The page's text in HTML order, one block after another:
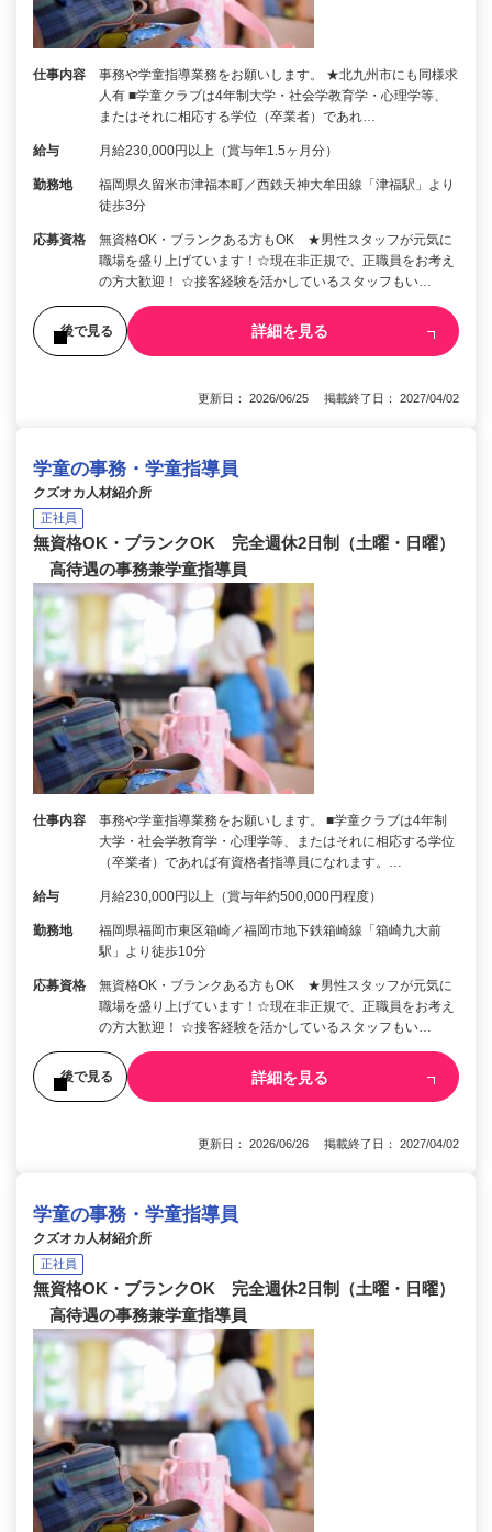
仕事内容
事務や学童指導業務をお願いします。 ★北九州市にも同様求
人有 ■学童クラブは4年制大学・社会学教育学・心理学等、
またはそれに相応する学位（卒業者）であれ…
給与 月給230,000円以上（賞与年1.5ヶ月分）
勤務地
福岡県久留米市津福本町／西鉄天神大牟田線「津福駅」より
徒歩3分
応募資格
無資格OK・ブランクある方もOK ★男性スタッフが元気に
職場を盛り上げています！☆現在非正規で、正職員をお考え
の方大歓迎！ ☆接客経験を活かしているスタッフもい…
後で見る 詳細を見る
更新日： 2026/06/25 掲載終了日： 2027/04/02
学童の事務・学童指導員
クズオカ人材紹介所
正社員
無資格OK・ブランクOK 完全週休2日制（土曜・日曜）
高待遇の事務兼学童指導員
仕事内容
事務や学童指導業務をお願いします。 ■学童クラブは4年制
大学・社会学教育学・心理学等、またはそれに相応する学位
（卒業者）であれば有資格者指導員になれます。…
給与 月給230,000円以上（賞与年約500,000円程度）
勤務地
福岡県福岡市東区箱崎／福岡市地下鉄箱崎線「箱崎九大前
駅」より徒歩10分
応募資格
無資格OK・ブランクある方もOK ★男性スタッフが元気に
職場を盛り上げています！☆現在非正規で、正職員をお考え
の方大歓迎！ ☆接客経験を活かしているスタッフもい…
後で見る 詳細を見る
更新日： 2026/06/26 掲載終了日： 2027/04/02
学童の事務・学童指導員
クズオカ人材紹介所
正社員
無資格OK・ブランクOK 完全週休2日制（土曜・日曜）
高待遇の事務兼学童指導員